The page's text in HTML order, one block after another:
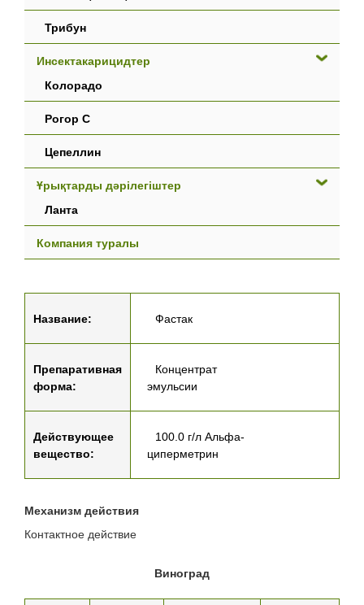
Трибун
Инсектакарицидтер
Колорадо
Рогор С
Цепеллин
Ұрықтарды дәрілегіштер
Ланта
Компания туралы
Название: Фастак
Препаративная
форма:
Концентрат
эмульсии
Действующее
вещество:
100.0 г/л Альфа-
циперметрин
Механизм действия
Контактное действие
Виноград